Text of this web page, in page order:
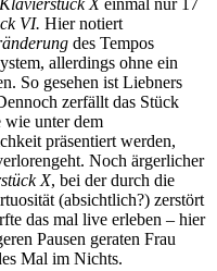
VI. Hier notiert
des Tempos
allerdings ohne ein
So gesehen ist Liebners
zerfällt das Stück
wie unter dem
präsentiert werden,
Noch ärgerlicher
X, bei der durch die
(absichtlich?) zerstört
das mal live erleben – hier
Pausen geraten Frau
Mal im Nichts.